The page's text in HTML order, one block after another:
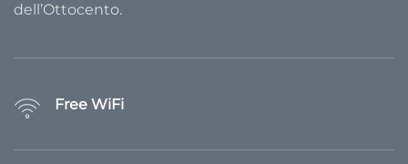
dell’Ottocento.
Free WiFi